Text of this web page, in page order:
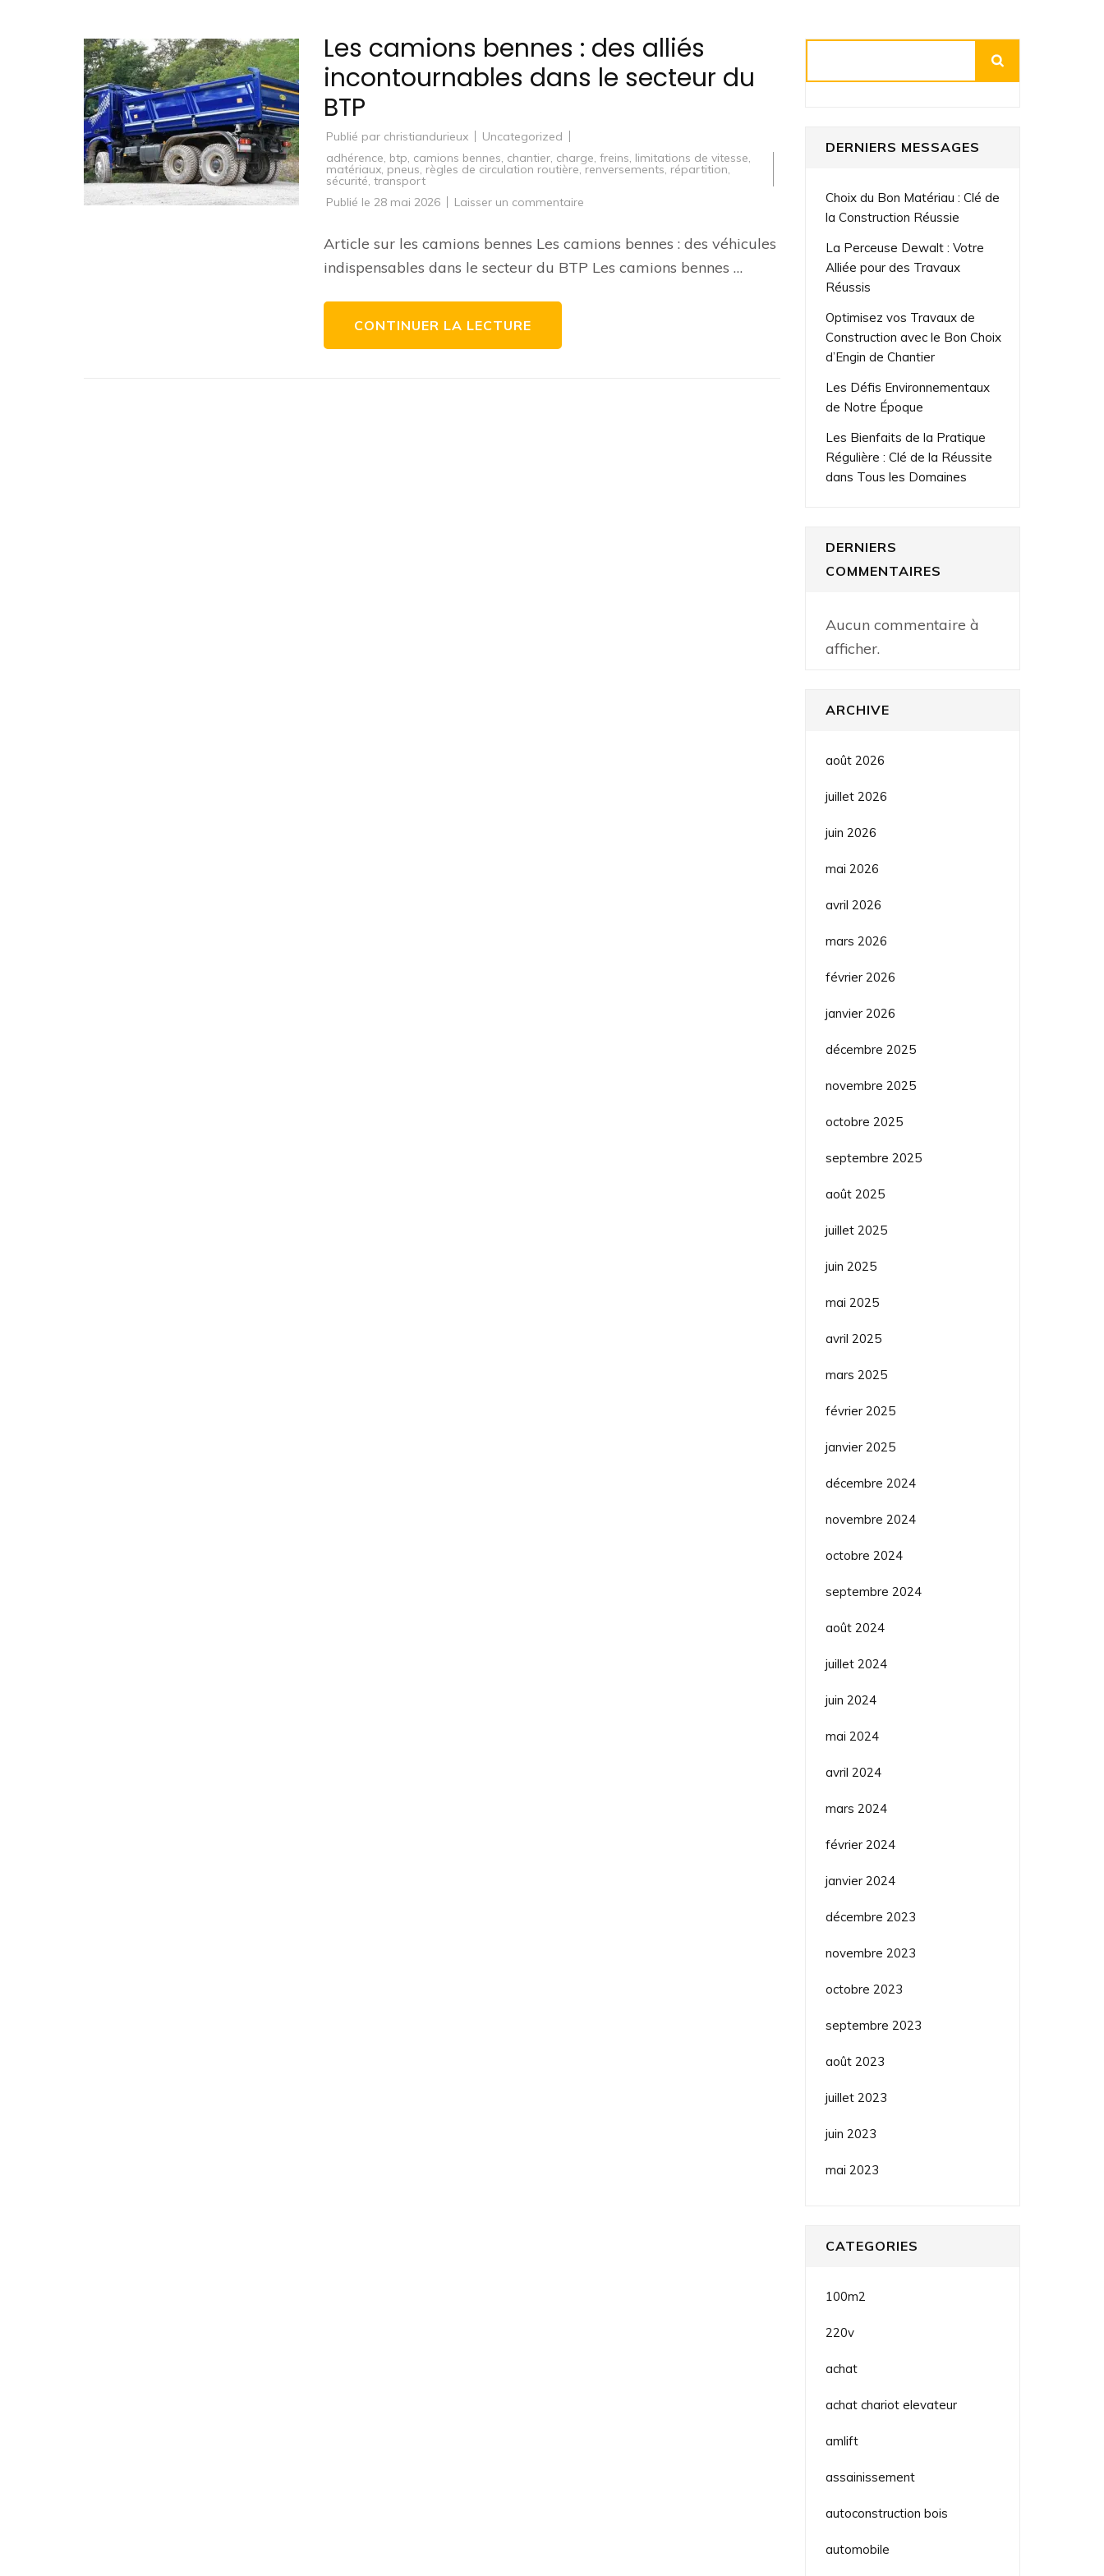
Les camions bennes : des alliés
incontournables dans le secteur du
BTP
Publié par christiandurieux
Uncategorized
adhérence, btp, camions bennes, chantier, charge, freins, limitations de vitesse,
matériaux, pneus, règles de circulation routière,renversements, répartition,
sécurité, transport
Publié le 28 mai 2026 Laisser un commentaire
bennes
:
alliés
Article sur les camions bennes Les camions bennes : des véhicules
indispensables dans le secteur du BTP Les camions bennes …
CONTINUER LA LECTURE
DERNIERS MESSAGES
Choix du Bon Matériau : Clé de
la Construction Réussie
La Perceuse Dewalt : Votre
Alliée pour des Travaux
Réussis
Optimisez vos Travaux de
Construction avec le Bon Choix
d’Engin de Chantier
Les Défis Environnementaux
de Notre Époque
Les Bienfaits de la Pratique
Régulière : Clé de la Réussite
dans Tous les Domaines
DERNIERS
COMMENTAIRES
Aucun commentaire à
afficher.
ARCHIVE
août 2026
juillet 2026
juin 2026
mai 2026
avril 2026
mars 2026
février 2026
janvier 2026
décembre 2025
novembre 2025
octobre 2025
septembre 2025
août 2025
juillet 2025
juin 2025
mai 2025
avril 2025
mars 2025
février 2025
janvier 2025
décembre 2024
novembre 2024
octobre 2024
septembre 2024
août 2024
juillet 2024
juin 2024
mai 2024
avril 2024
mars 2024
février 2024
janvier 2024
décembre 2023
novembre 2023
octobre 2023
septembre 2023
août 2023
juillet 2023
juin 2023
mai 2023
CATEGORIES
100m2
220v
achat
achat chariot elevateur
amlift
assainissement
autoconstruction bois
automobile